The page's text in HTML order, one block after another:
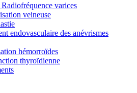
varices
veineuse
endovasculaire des anévrismes
hémorroïdes
thyroïdienne